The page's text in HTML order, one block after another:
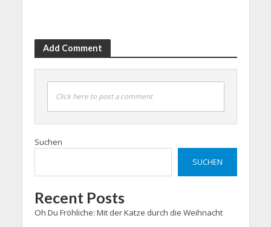
Add Comment
Click here to post a comment
Suchen
SUCHEN
Recent Posts
Oh Du Fröhliche: Mit der Katze durch die Weihnacht